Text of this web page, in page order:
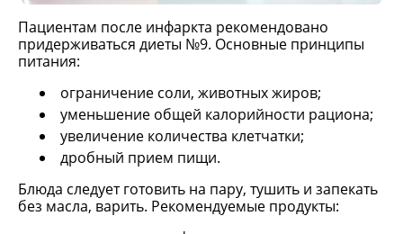
Пациентам после инфаркта рекомендовано
придерживаться диеты №9. Основные принципы
питания:
ограничение соли, животных жиров;
уменьшение общей калорийности рациона;
увеличение количества клетчатки;
дробный прием пищи.
Блюда следует готовить на пару, тушить и запекать
без масла, варить. Рекомендуемые продукты: